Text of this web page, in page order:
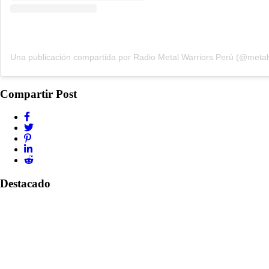
Compartir Post
Destacado